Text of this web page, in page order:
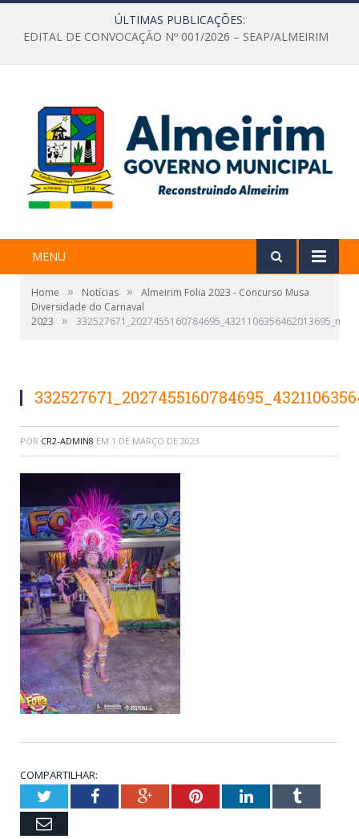
ÚLTIMAS PUBLICAÇÕES:
EDITAL DE CONVOCAÇÃO Nº 001/2026 – SEAP/ALMEIRIM
MENU
Home » Notícias »
Almeirim Folia 2023 - Concurso Musa
Diversidade do Carnaval
2023
» 332527671_2027455160784695_4321106356462013695_n
POR CR2-ADMIN8 EM 1 DE MARÇO DE 2023
COMPARTILHAR:
TwitterFacebookGoogle+PinterestLinkedInTumblr
Email